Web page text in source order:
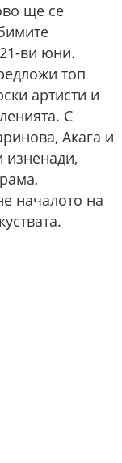
ще се
ви юни.
топ
артисти и
С
Акага и
изненади,
началото на